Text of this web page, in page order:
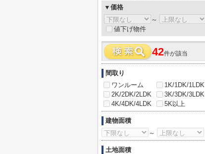
▼価格
～
値下げ物件
42件が該当
間取り
ワンルーム
1K/1DK/1LDK
2K/2DK/2LDK
3K/3DK/3LDK
4K/4DK/4LDK
5K以上
建物面積
～
土地面積